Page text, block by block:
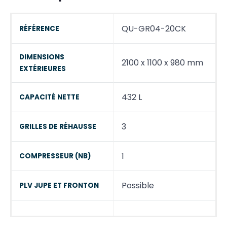
RÉFÉRENCE QU-GR04-20CK
DIMENSIONS
EXTÉRIEURES
2100 x 1100 x 980 mm
CAPACITÉ NETTE 432 L
GRILLES DE RÉHAUSSE 3
COMPRESSEUR (NB) 1
PLV JUPE ET FRONTON Possible